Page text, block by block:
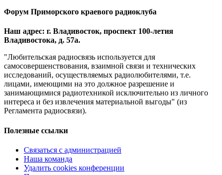
Форум Приморского краевого радиоклуба
Наш адрес: г. Владивосток, проспект 100-летия
Владивостока, д. 57а.
"Любительская радиосвязь используется для
самосовершенствования, взаимной связи и технических
исследований, осуществляемых радиолюбителями, т.е.
лицами, имеющими на это должное разрешение и
занимающимися радиотехникой исключительно из личного
интереса и без извлечения материальной выгоды" (из
Регламента радиосвязи).
Полезные ссылки
Связаться с администрацией
Наша команда
Удалить cookies конференции